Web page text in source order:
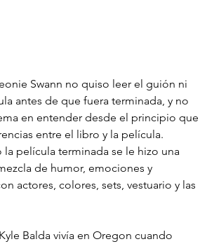
Swann no quiso leer el guión ni
antes de que fuera terminada, y no
en entender desde el principio que
entre el libro y la película.
la película terminada se le hizo una
de humor, emociones y
actores, colores, sets, vestuario y las
Balda vivía en Oregon cuando